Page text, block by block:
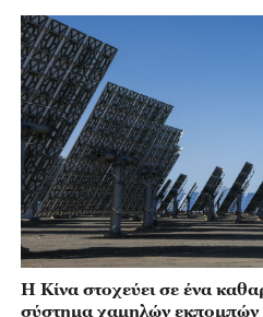
Η Κίνα στοχεύει σε ένα
σύστημα χαμηλών